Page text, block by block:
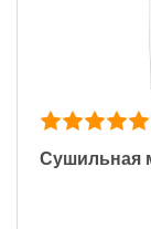
Сушильная